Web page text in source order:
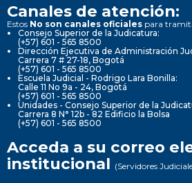
Canales de atención:
Estos No son canales oficiales para
Consejo Superior de la Judicatura:
(+57) 601 - 565 8500
Dirección Ejecutiva de Administración
Carrera 7 # 27-18, Bogotá
(+57) 601 - 565 8500
Escuela Judicial - Rodrigo Lara Bonilla:
Calle 11 No 9a - 24, Bogotá
(+57) 601 - 565 8500
Unidades - Consejo Superior de la
Carrera 8 N° 12b - 82 Edificio la Bolsa
(+57) 601 - 565 8500
Acceda a su correo
institucional (Servidores